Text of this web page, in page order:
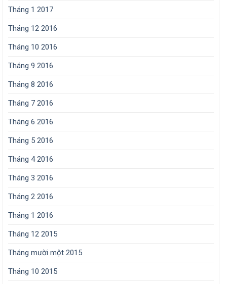
Tháng 1 2017
Tháng 12 2016
Tháng 10 2016
Tháng 9 2016
Tháng 8 2016
Tháng 7 2016
Tháng 6 2016
Tháng 5 2016
Tháng 4 2016
Tháng 3 2016
Tháng 2 2016
Tháng 1 2016
Tháng 12 2015
Tháng mười một 2015
Tháng 10 2015